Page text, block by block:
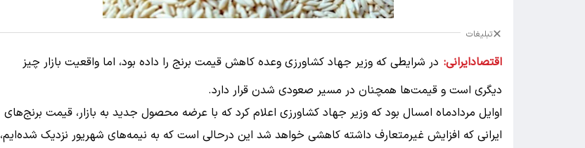
تبلیغات
اقتصادایرانی: در شرایطی که وزیر جهاد کشاورزی وعده کاهش قیمت برنج را داده بود، اما واقعیت بازار چیز
دیگری است و قیمت‌ها همچنان در مسیر صعودی شدن قرار دارد.
اوایل مردادماه امسال بود که وزیر جهاد کشاورزی اعلام کرد که با عرضه محصول جدید به بازار، قیمت برنج‌های
ایرانی که افزایش غیرمتعارف داشته کاهشی خواهد شد این درحالی است که به نیمه‌های شهریور نزدیک شده‌ایم،